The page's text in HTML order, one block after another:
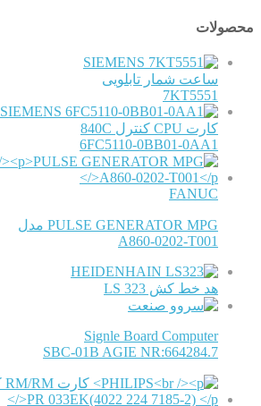
محصولات
SIEMENS
ساعت شمار تابلویی
7KT5551
SIEMENS
کارت CPU کنترل 840C
6FC5110-0BB01-0AA1
FANUC
PULSE GENERATOR MPG مدل
A860-0202-T001
HEIDENHAIN
هد خط کش LS 323
Signle Board Computer
SBC-01B AGIE NR:664284.7